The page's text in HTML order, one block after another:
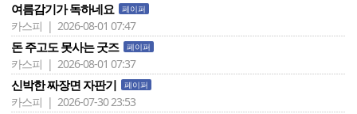
여름감기가 독하네요 페이퍼
카스피 | 2026-08-01 07:47
돈 주고도 못사는 굿즈 페이퍼
카스피 | 2026-08-01 07:37
신박한 짜장면 자판기 페이퍼
카스피 | 2026-07-30 23:53